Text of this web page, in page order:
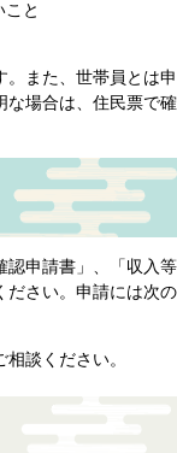
と
また、世帯員とは申
な場合は、住民票で確
申請書」、「収入等
ださい。申請には次の
談ください。